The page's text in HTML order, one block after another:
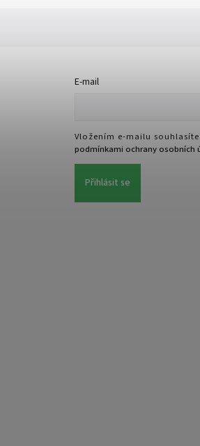
E-mail
Vložením e-mailu souhlasíte
podmínkami ochrany osobních
Přihlásit se